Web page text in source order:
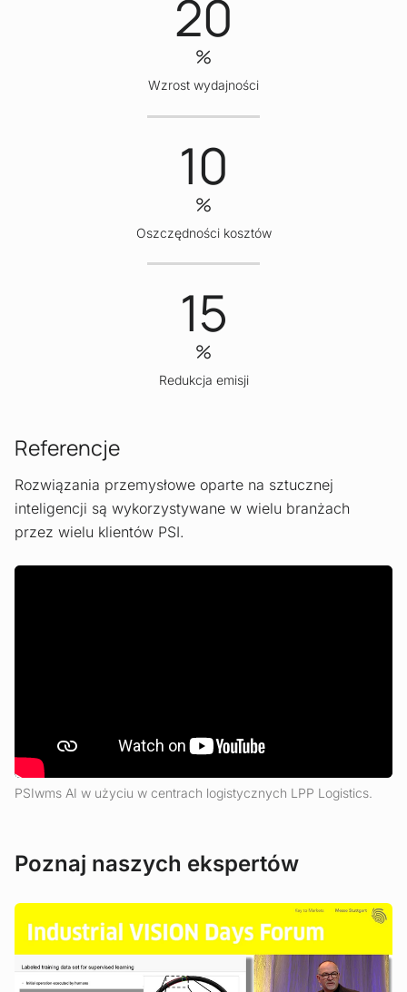
20
%
Wzrost wydajności
10
%
Oszczędności kosztów
15
%
Redukcja emisji
Referencje
Rozwiązania przemysłowe oparte na sztucznej
inteligencji są wykorzystywane w wielu branżach
przez wielu klientów PSI.
PSIwms AI w użyciu w centrach logistycznych LPP Logistics.
Poznaj naszych ekspertów